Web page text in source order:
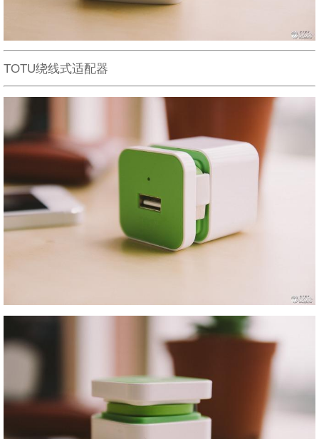
TOTU绕线式适配器